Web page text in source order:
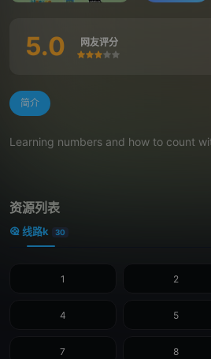
5.0 网友评分
很差较差还行
推荐
力荐
简介
Learning numbers and how to count
资源列表
线路k 30
1 2
4 5
7 8